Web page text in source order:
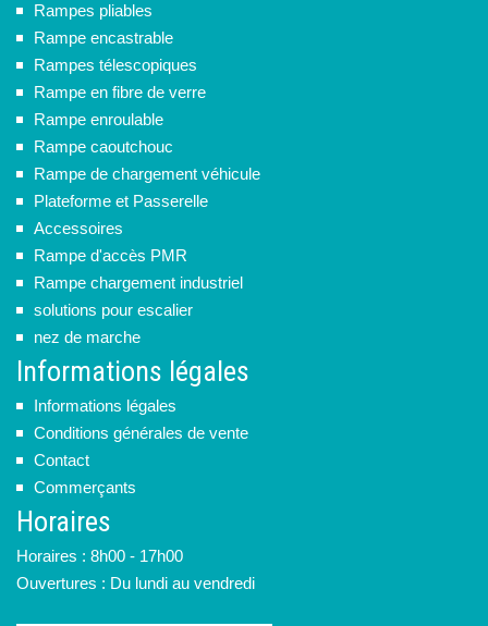
Rampes pliables
Rampe encastrable
Rampes télescopiques
Rampe en fibre de verre
Rampe enroulable
Rampe caoutchouc
Rampe de chargement véhicule
Plateforme et Passerelle
Accessoires
Rampe d'accès PMR
Rampe chargement industriel
solutions pour escalier
nez de marche
Informations légales
Informations légales
Conditions générales de vente
Contact
Commerçants
Horaires
Horaires : 8h00 - 17h00
Ouvertures : Du lundi au vendredi